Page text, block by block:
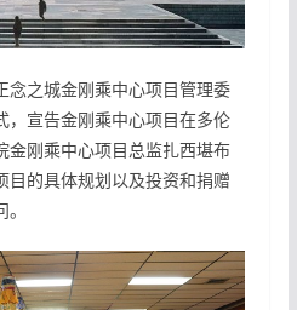
念之城金刚乘中心项目管理委
，宣告金刚乘中心项目在多伦
金刚乘中心项目总监扎西堪布
目的具体规划以及投资和捐赠